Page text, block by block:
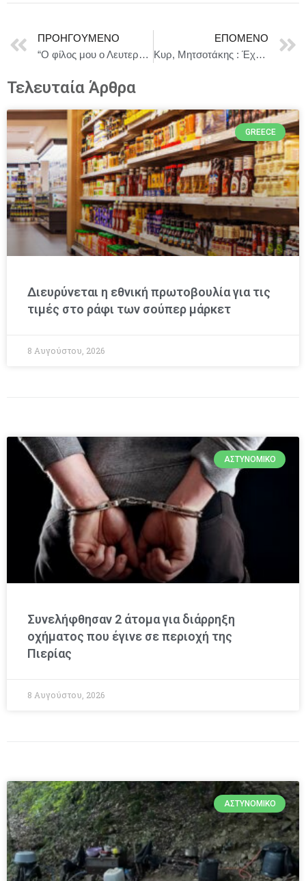
ΠΡΟΗΓΟΎΜΕΝΟ
“Ο φίλος μου ο Λευτεράκης” απο 24 Ιανουαρίου θα είναι κάθε Σάββατο & Κυριακή στις 20:00 στην Αθηναική σκηνή Κάλβου – Καλαμπόκη
ΕΠΌΜΕΝΟ
Κυρ, Μητσοτάκης : Έχουμε ήδη κινηθεί σε πολλά επίπεδα κι έχουμε αντιμετωπίσει ζητήματα τα οποία διαχρονικά έχετε θέσει.
Τελευταία Άρθρα
GREECE
Διευρύνεται η εθνική πρωτοβουλία για τις
τιμές στο ράφι των σούπερ μάρκετ
8 Αυγούστου, 2026
ΑΣΤΥΝΟΜΙΚΌ
Συνελήφθησαν 2 άτομα για διάρρηξη
οχήματος που έγινε σε περιοχή της
Πιερίας
8 Αυγούστου, 2026
ΑΣΤΥΝΟΜΙΚΌ